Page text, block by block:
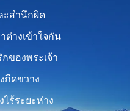
ะสำนึกผิด
ต่างเข้าใจกัน
ของพระเจ้า
กีดขวาง
ร้ระยะห่าง